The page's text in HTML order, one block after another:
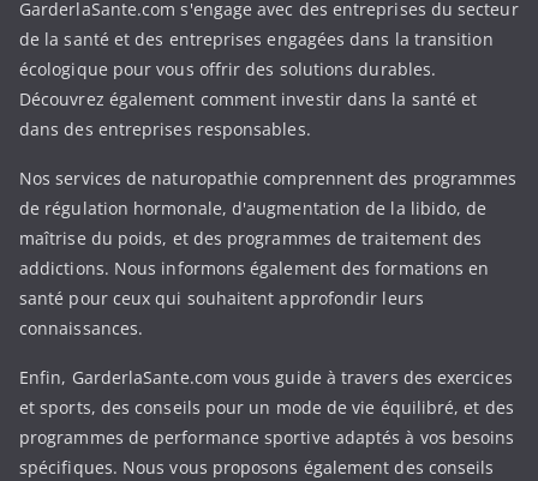
GarderlaSante.com s'engage avec des entreprises du secteur
de la santé et des entreprises engagées dans la transition
écologique pour vous offrir des solutions durables.
Découvrez également comment investir dans la santé et
dans des entreprises responsables.
Nos services de naturopathie comprennent des programmes
de régulation hormonale, d'augmentation de la libido, de
maîtrise du poids, et des programmes de traitement des
addictions. Nous informons également des formations en
santé pour ceux qui souhaitent approfondir leurs
connaissances.
Enfin, GarderlaSante.com vous guide à travers des exercices
et sports, des conseils pour un mode de vie équilibré, et des
programmes de performance sportive adaptés à vos besoins
spécifiques. Nous vous proposons également des conseils